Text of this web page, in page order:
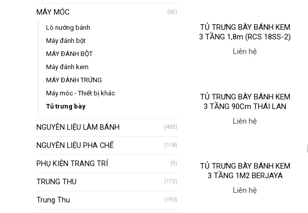
MÁY MÓC (65)
Lò nướng bánh
Máy đánh bột
MÁY ĐÁNH BỘT
Máy đánh kem
MÁY ĐÁNH TRỨNG
Máy móc - Thiết bị khác
Tủ trưng bày
NGUYÊN LIỆU LÀM BÁNH (403)
NGUYÊN LIỆU PHA CHẾ (118)
PHỤ KIỆN TRANG TRÍ (9)
TRUNG THU (172)
Trung Thu (190)
TỦ TRƯNG BÀY BÁNH KEM
3 TẦNG 1,8m (RCS 18SS-2)
hãng BERJAYA.
Liên hệ
TỦ TRƯNG BÀY BÁNH KEM
3 TẦNG 90Cm THÁI LAN
Liên hệ
TỦ TRƯNG BÀY BÁNH KEM
3 TẦNG 1M2 BERJAYA
RCS12SB13-2FB)
Liên hệ